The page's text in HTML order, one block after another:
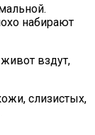
набирают
вздут,
слизистых,